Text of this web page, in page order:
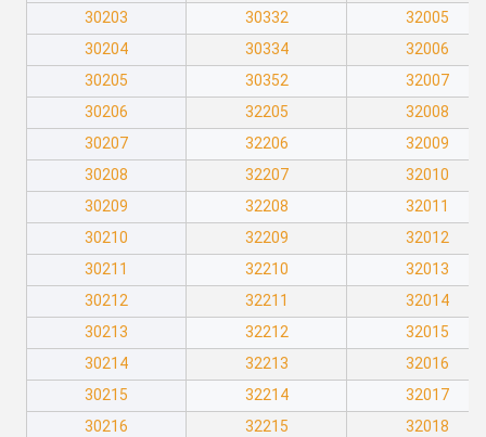
30203
30332
32005
30204
30334
32006
30205
30352
32007
30206
32205
32008
30207
32206
32009
30208
32207
32010
30209
32208
32011
30210
32209
32012
30211
32210
32013
30212
32211
32014
30213
32212
32015
30214
32213
32016
30215
32214
32017
30216
32215
32018